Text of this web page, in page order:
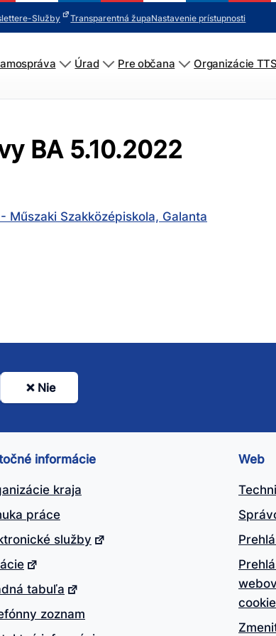
e-Služby Transparentná župaNastavenie prístupnosti
Úrad Pre občana Organizácie
BA 5.10.2022
Szakközépiskola, Galanta
Nie
informácie
kraja
práce
služby
tabuľa
zoznam
Web